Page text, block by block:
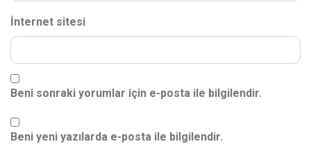
İnternet sitesi
Beni sonraki yorumlar için e-posta ile bilgilendir.
Beni yeni yazılarda e-posta ile bilgilendir.